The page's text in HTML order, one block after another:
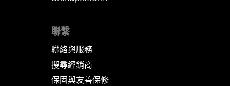
聯繫
聯絡與服務
搜尋經銷商
保固與友善保修